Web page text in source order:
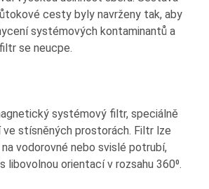
cesty byly navrženy tak, aby
systémových kontaminantů a
se neucpe.
systémový filtr, speciálně
ve stísněných prostorách. Filtr lze
vodorovné nebo svislé potrubí,
libovolnou orientací v rozsahu 360⁰.